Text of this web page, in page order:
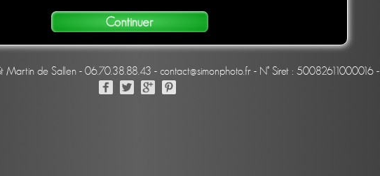
Martin de Sallen - 06.70.38.88.43 - contact@simonphoto.fr - N° Siret : 50082611000016 -